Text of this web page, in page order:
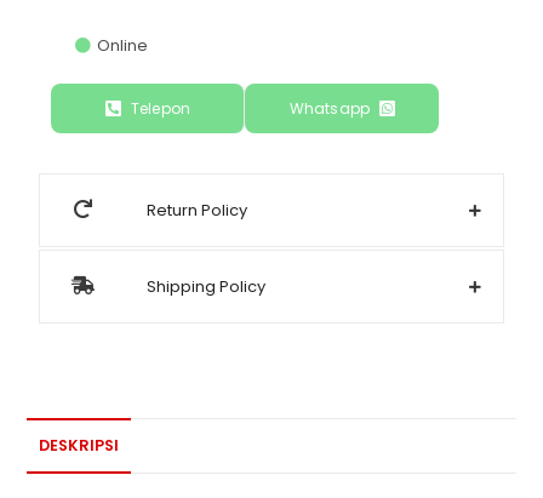
Online
Telepon Whatsapp
Return Policy
Shipping Policy
DESKRIPSI